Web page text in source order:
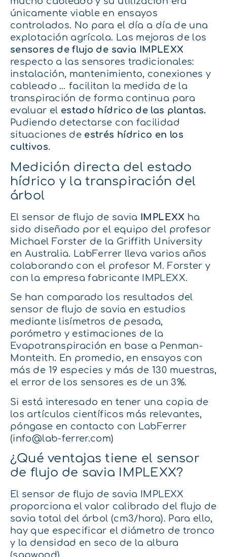
únicamente viable en ensayos
controlados. No para el día a día de una
explotación agrícola. Las mejoras de los
sensores de flujo de savia IMPLEXX
respecto a las sensores tradicionales:
instalación, mantenimiento, conexiones y
cableado … facilitan la medida de la
transpiración de forma continua para
evaluar el estado hídrico de las plantas.
Pudiendo detectarse con facilidad
situaciones de estrés hídrico en los
cultivos.
Medición directa del estado
hídrico y la transpiración del
árbol
El sensor de flujo de savia IMPLEXX ha
sido diseñado por el equipo del profesor
Michael Forster de la Griffith University
en Australia. LabFerrer lleva varios años
colaborando con el profesor M. Forster y
con la empresa fabricante IMPLEXX.
Se han comparado los resultados del
sensor de flujo de savia en estudios
mediante lisímetros de pesada,
porómetro y estimaciones de la
Evapotranspiración en base a Penman-
Monteith. En promedio, en ensayos con
más de 19 especies y más de 130 muestras,
el error de los sensores es de un 3%.
Si está interesado en tener una copia de
los artículos científicos más relevantes,
póngase en contacto con LabFerrer
(info@lab-ferrer.com)
¿Qué ventajas tiene el sensor
de flujo de savia IMPLEXX?
El sensor de flujo de savia IMPLEXX
proporciona el valor calibrado del flujo de
savia total del árbol (cm3/hora). Para ello,
hay que especificar el diámetro de tronco
y la densidad en seco de la albura
(sapwood).